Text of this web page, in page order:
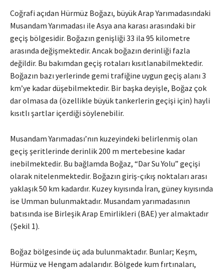
Coğrafi açıdan Hürmüz Boğazı, büyük Arap Yarımadasındaki
Musandam Yarımadası ile Asya ana karası arasındaki bir
geçiş bölgesidir. Boğazın genişliği 33 ila 95 kilometre
arasında değişmektedir. Ancak boğazın derinliği fazla
değildir. Bu bakımdan geçiş rotaları kısıtlanabilmektedir.
Boğazın bazı yerlerinde gemi trafiğine uygun geçiş alanı 3
km’ye kadar düşebilmektedir. Bir başka deyişle, Boğaz çok
dar olmasa da (özellikle büyük tankerlerin geçişi için) hayli
kısıtlı şartlar içerdiği söylenebilir.
Musandam Yarımadası’nın kuzeyindeki belirlenmiş olan
geçiş şeritlerinde derinlik 200 m mertebesine kadar
inebilmektedir. Bu bağlamda Boğaz, “Dar Su Yolu” geçişi
olarak nitelenmektedir. Boğazın giriş-çıkış noktaları arası
yaklaşık 50 km kadardır. Kuzey kıyısında İran, güney kıyısında
ise Umman bulunmaktadır. Musandam yarımadasının
batısında ise Birleşik Arap Emirlikleri (BAE) yer almaktadır
(Şekil 1).
Boğaz bölgesinde üç ada bulunmaktadır. Bunlar; Keşm,
Hürmüz ve Hengam adalarıdır. Bölgede kum fırtınaları,